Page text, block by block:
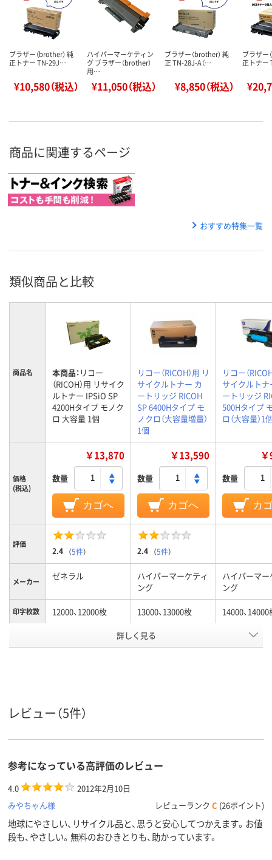
ブラザー（brother） 純
正トナー TN-29J…
¥10,580（税込）
ハイパーマーケティン
グ ブラザー（brother）
用…
¥11,050（税込）
ブラザー（brother） 純
正 TN-28J-A（…
¥8,850（税込）
ブラザー
正トナ
商品に関連するページ
おすすめ特集一覧
類似商品と比較
商品名 本商品： リコー
（RICOH）用 リサイク
ルトナー IPSiO SP
4200Hタイプ モノク
ロ 大容量 1個
リコー（RICOH）用 リ
サイクルトナー カ
ートリッジ RICOH
SP 6400Hタイプ モ
ノクロ（大容量増量）
1個
リコー（
サイクルトナ
ートリッジ
500Hタイプ
ロ（大容量）1
価格
(税込)
￥13,870
数量
カゴへ
￥13,590
数量
カゴへ
数量
カ
評価
2.4 （5件） 2.4 （5件）
メーカー ゼネラル
ハイパーマーケティ
ング
ハイパーマ
ング
印字枚数 12000、12000枚 13000、13000枚 14000、14000
ブラック系 ブラック系
スコア
詳しく見る
レビュー（5件）
参考になっている高評価のレビュー
4.0
2012年2月10日
みやちゃん様
レビューランク C (26ポイント)
地球にやさしい、リサイクル品と、思うと安心してつかえます。お値
段も、やさしい。無料のおひきとりも、助かっています。